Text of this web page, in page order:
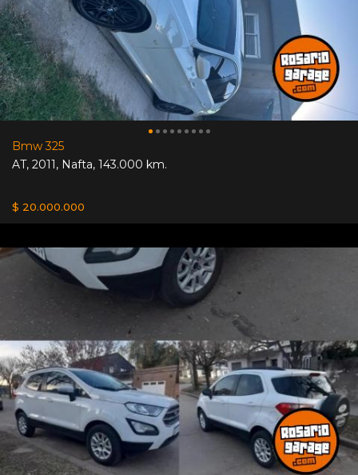
Bmw 325
AT, 2011, Nafta, 143.000 km.
$ 20.000.000